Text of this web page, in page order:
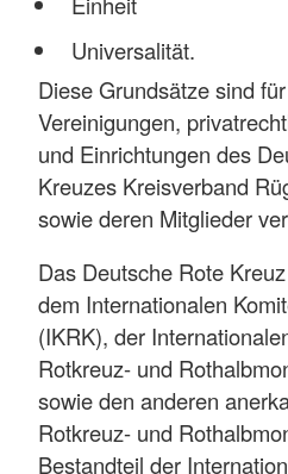
Universalität.
Diese Grundsätze sind
Vereinigungen,
und Einrichtungen des
Kreuzes Kreisverband
sowie deren Mitglieder
Das Deutsche Rote
dem Internationalen
(IKRK), der
Rotkreuz- und
sowie den anderen
Rotkreuz- und
Bestandteil der